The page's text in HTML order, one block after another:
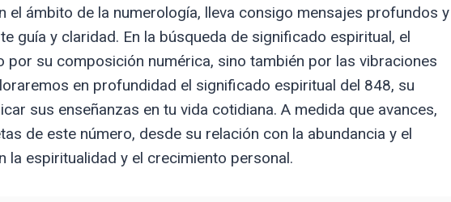
el ámbito de la numerología, lleva consigo mensajes profundos y
guía y claridad. En la búsqueda de significado espiritual, el
por su composición numérica, sino también por las vibraciones
en profundidad el significado espiritual del 848, su
sus enseñanzas en tu vida cotidiana. A medida que avances,
de este número, desde su relación con la abundancia y el
la espiritualidad y el crecimiento personal.